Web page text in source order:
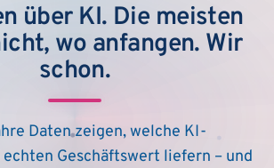
über KI. Die meisten
wo anfangen. Wir
schon.
Daten zeigen, welche KI-
Geschäftswert liefern – und